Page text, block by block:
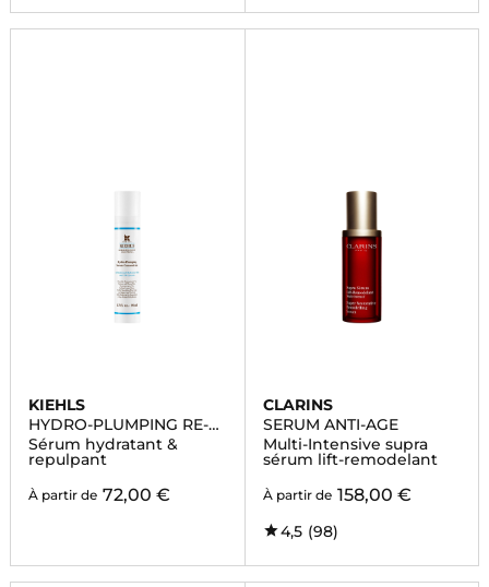
KIEHLS
HYDRO-PLUMPING RE-
TEXTURIZING SERUM
CONCENTRATE
Sérum hydratant &
repulpant
À partir de 72,00 €
CLARINS
SERUM ANTI-AGE
Multi-Intensive supra
sérum lift-remodelant
À partir de 158,00 €
4,5 (98)